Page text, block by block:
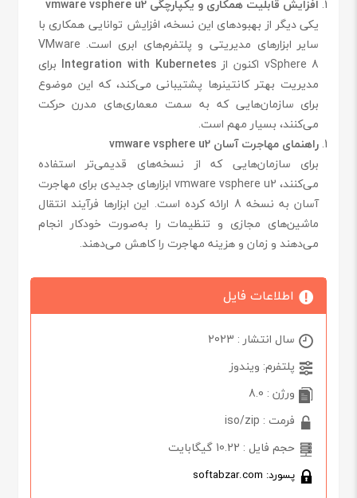
افزایش قابلیت همکاری و یکپارچگی vmware vsphere u2
یکی دیگر از بهبودهای این نسخه، افزایش توانایی همکاری با
سایر ابزارهای مدیریتی و پلتفرم‌های ابری است. VMware
vSphere 8 اکنون از
Integration with Kubernetes برای
مدیریت بهتر کانتینرها پشتیبانی می‌کند، که این موضوع
برای سازمان‌هایی که به سمت معماری‌های مدرن حرکت
می‌کنند، بسیار مهم است.
راهنمای مهاجرت آسان vmware vsphere u2
برای سازمان‌هایی که از نسخه‌های قدیمی‌تر استفاده
می‌کنند، vmware vsphere u2 ابزارهای جدیدی برای مهاجرت
آسان به نسخه 8 ارائه کرده است. این ابزارها فرآیند انتقال
ماشین‌های مجازی و تنظیمات را به‌صورت خودکار انجام
می‌دهند و زمان و هزینه مهاجرت را کاهش می‌دهند.
اطلاعات فایل
سال انتشار : 2023
پلتفرم: ویندوز
ورژن : 8.0
فرمت : iso/zip
حجم فایل : 10.22 گیگابایت
پسورد: softabzar.com